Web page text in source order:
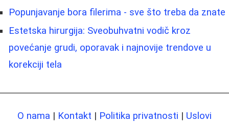
Popunjavanje bora filerima - sve što treba da znate
Estetska hirurgija: Sveobuhvatni vodič kroz
povećanje grudi, oporavak i najnovije trendove u
korekciji tela
O nama | Kontakt | Politika privatnosti | Uslovi